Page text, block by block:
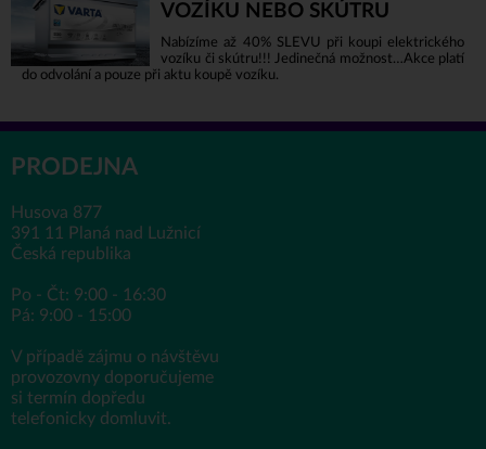
VOZÍKU NEBO SKÚTRU
Nabízíme až 40% SLEVU při koupi elektrického
vozíku či skútru!!! Jedinečná možnost…Akce platí
do odvolání a pouze při aktu koupě vozíku.
PRODEJNA
Husova 877
391 11 Planá nad Lužnicí
Česká republika
Po - Čt: 9:00 - 16:30
Pá: 9:00 - 15:00
V případě zájmu o návštěvu
provozovny doporučujeme
si termín dopředu
telefonicky domluvit.